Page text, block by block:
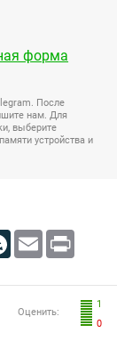
форма
После
нам. Для
выберите
устройства и
LiveJournal
Email Print
1
0
Оценить: